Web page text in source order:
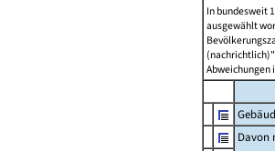
In bundesweit
ausgewählt
Abweichungen
Davon